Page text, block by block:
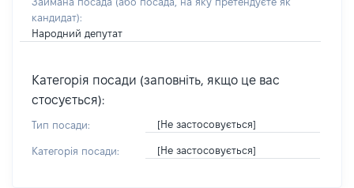
кандидат):
Народний депутат
Категорія посади (заповніть, якщо це вас
стосується):
Тип посади: [Не застосовується]
Категорія посади: [Не застосовується]